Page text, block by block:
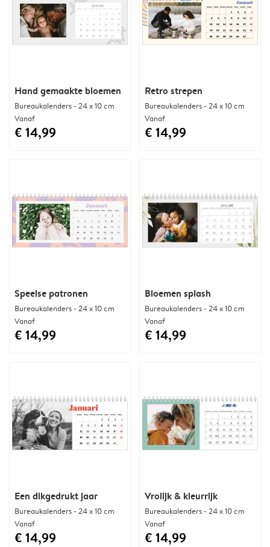
Hand gemaakte bloemen
Bureaukalenders - 24 x 10 cm
Vanaf
€ 14,99
Retro strepen
Bureaukalenders - 24 x 10 cm
Vanaf
€ 14,99
Speelse patronen
Bureaukalenders - 24 x 10 cm
Vanaf
€ 14,99
Bloemen splash
Bureaukalenders - 24 x 10 cm
Vanaf
€ 14,99
Een dikgedrukt jaar
Bureaukalenders - 24 x 10 cm
Vanaf
€ 14,99
Vrolijk & kleurrijk
Bureaukalenders - 24 x 10 cm
Vanaf
€ 14,99